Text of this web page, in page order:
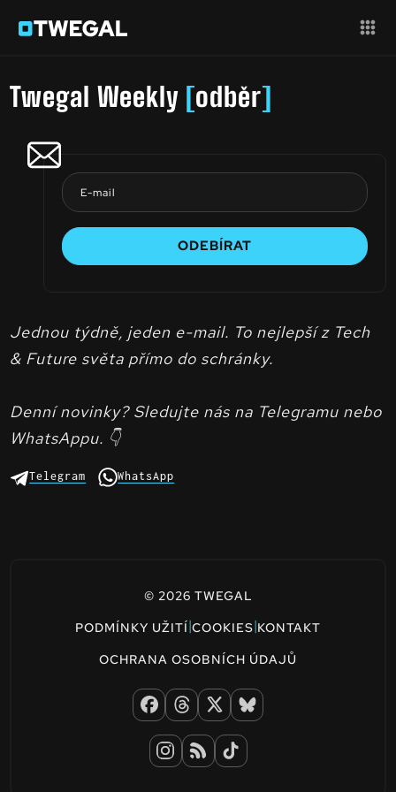
Twegal Weekly [odběr]
Jednou týdně, jeden e-mail. To nejlepší z Tech
& Future světa přímo do schránky.
Denní novinky? Sledujte nás na Telegramu nebo
WhatsAppu. 👇
Telegram WhatsApp
© 2026 TWEGAL
PODMÍNKY UŽITÍ|COOKIES|KONTAKT
OCHRANA OSOBNÍCH ÚDAJŮ